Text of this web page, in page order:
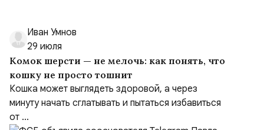
Иван Умнов
29 июля
Комок шерсти — не мелочь: как понять, что
кошку не просто тошнит
Кошка может выглядеть здоровой, а через
минуту начать сглатывать и пытаться избавиться
от ...